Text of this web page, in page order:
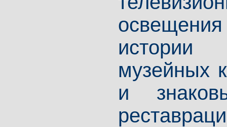
музейных
и